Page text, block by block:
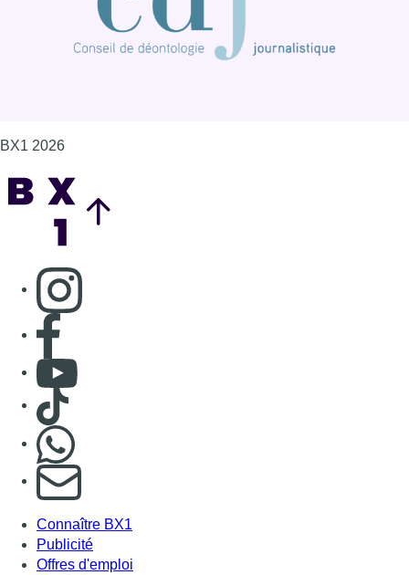
BX1 2026
Consulter page Instagram
Consulter page Facebook
Consulter Youtube
Consulter TikTok
S'abonner à notre newsletter
Connaître BX1
Publicité
Offres d'emploi